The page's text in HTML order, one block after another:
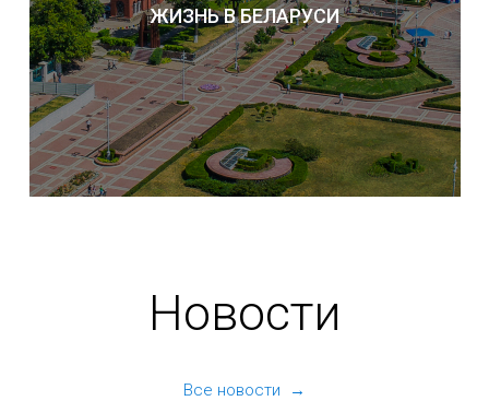
ЖИЗНЬ В БЕЛАРУСИ
Новости
Все новости →